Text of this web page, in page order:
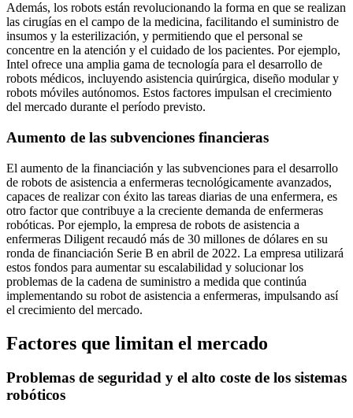
Además, los robots están revolucionando la forma en que se realizan
las cirugías en el campo de la medicina, facilitando el suministro de
insumos y la esterilización, y permitiendo que el personal se
concentre en la atención y el cuidado de los pacientes. Por ejemplo,
Intel ofrece una amplia gama de tecnología para el desarrollo de
robots médicos, incluyendo asistencia quirúrgica, diseño modular y
robots móviles autónomos. Estos factores impulsan el crecimiento
del mercado durante el período previsto.
Aumento de las subvenciones financieras
El aumento de la financiación y las subvenciones para el desarrollo
de robots de asistencia a enfermeras tecnológicamente avanzados,
capaces de realizar con éxito las tareas diarias de una enfermera, es
otro factor que contribuye a la creciente demanda de enfermeras
robóticas. Por ejemplo, la empresa de robots de asistencia a
enfermeras Diligent recaudó más de 30 millones de dólares en su
ronda de financiación Serie B en abril de 2022. La empresa utilizará
estos fondos para aumentar su escalabilidad y solucionar los
problemas de la cadena de suministro a medida que continúa
implementando su robot de asistencia a enfermeras, impulsando así
el crecimiento del mercado.
Factores que limitan el mercado
Problemas de seguridad y el alto coste de los sistemas
robóticos